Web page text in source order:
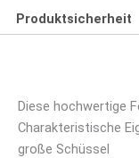
Produktsicherheit
Diese hochwertige
Charakteristische
große Schüssel